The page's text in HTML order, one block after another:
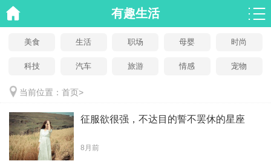
有趣生活
美食 生活 职场 母婴 时尚
科技 汽车 旅游 情感 宠物
当前位置： 首页>
征服欲很强，不达目的誓不罢休的星座
8月前